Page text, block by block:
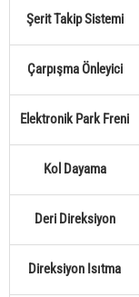
Şerit Takip Sistemi
Çarpışma Önleyici
Elektronik Park Freni
Kol Dayama
Deri Direksiyon
Direksiyon Isıtma